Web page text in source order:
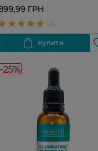
ГРН
-25%